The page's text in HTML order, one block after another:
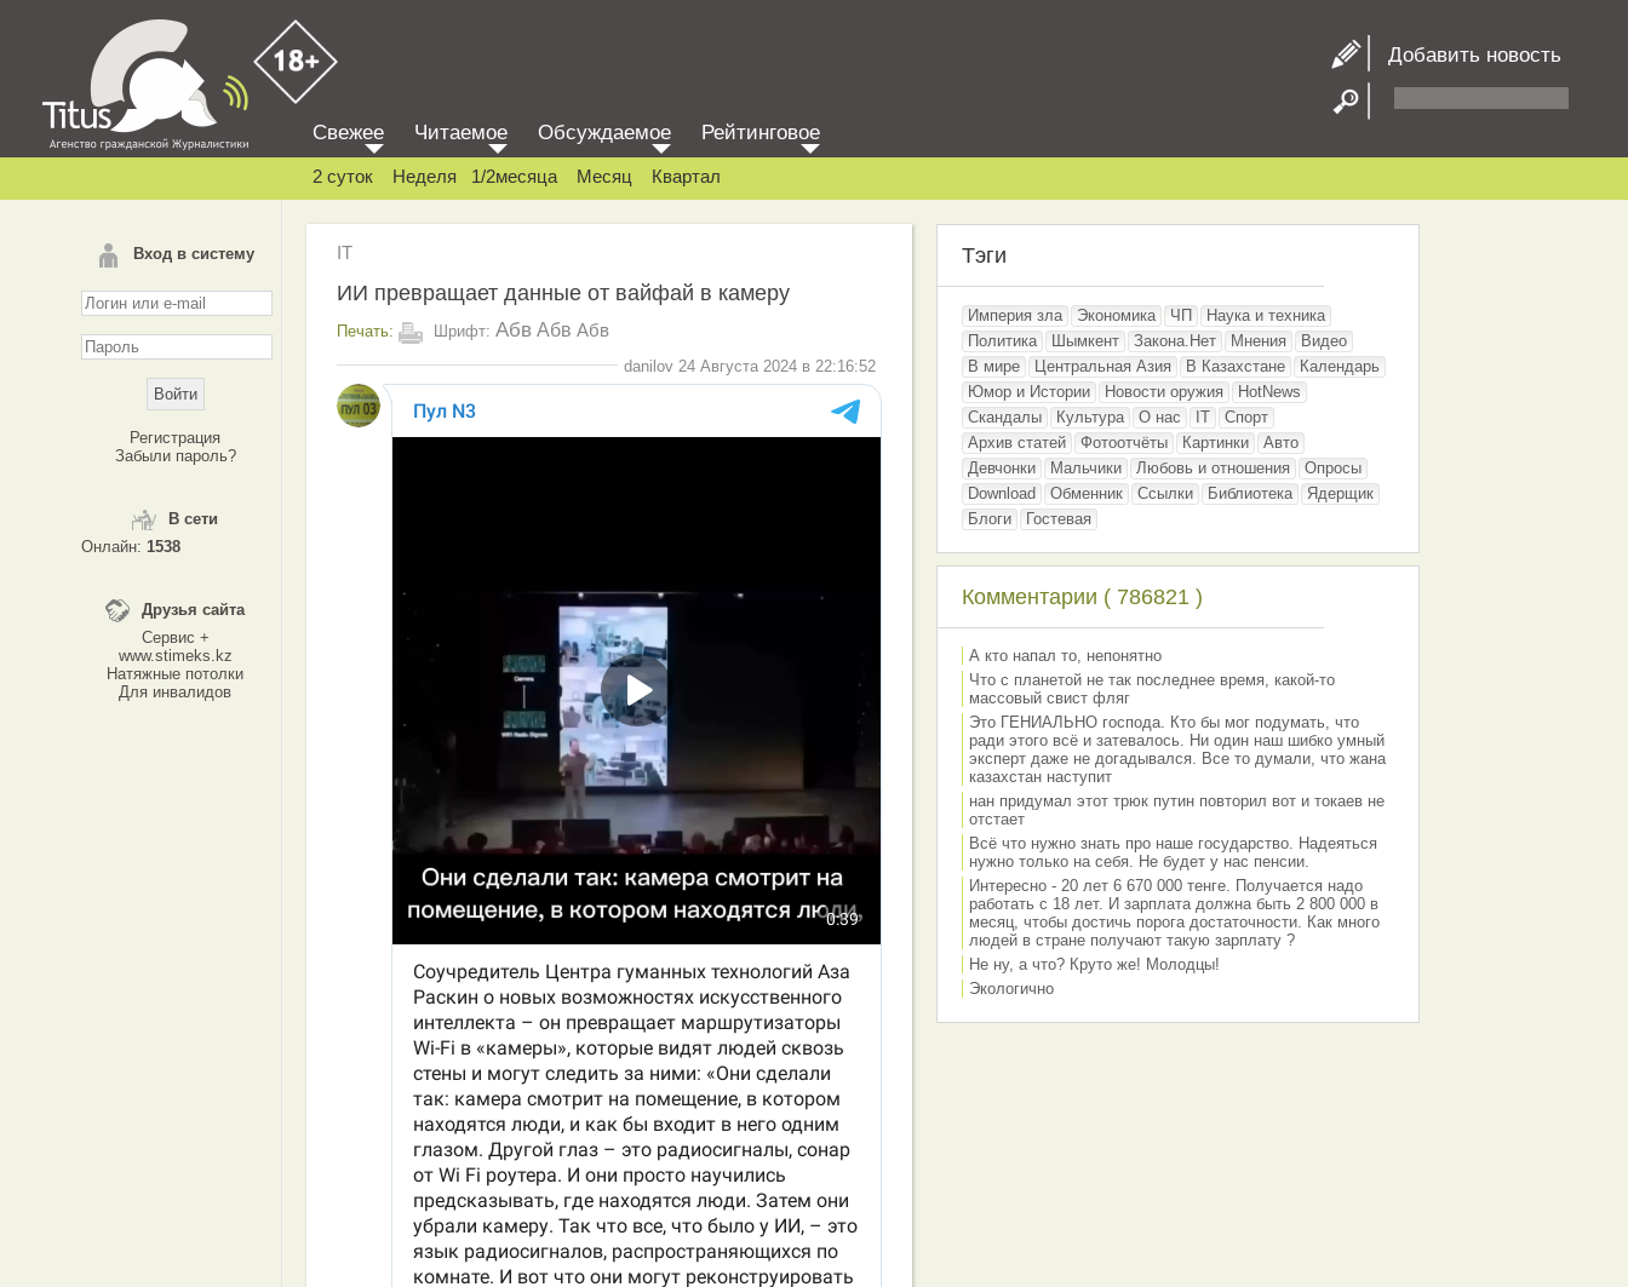
Добавить новость
Вход в систему
Регистрация
Забыли пароль?
В сети
Онлайн: 1538
Друзья сайта
Сервис +
www.stimeks.kz
Натяжные потолки
Для инвалидов
Свежее Читаемое Обсуждаемое Рейтинговое
2 суток Неделя 1/2месяца Месяц Квартал
IT
ИИ превращает данные от вайфай в камеру
Печать: Шрифт: Абв Абв Абв
danilov 24 Августа 2024 в 22:16:52
Тэги
Империя зла Экономика ЧП
Наука и техника
Политика
Шымкент Закона.Нет Мнения
Видео
В мире
Центральная Азия В Казахстане
Календарь
Юмор и Истории
Новости оружия
HotNews
Скандалы
Культура О нас IT
Спорт
Архив статей
Фотоотчёты Картинки
Авто
Девчонки
Мальчики Любовь и отношения
Опросы
Download
Обменник Ссылки Библиотека
Ядерщик
Блоги
Гостевая
Комментарии ( 786821 )
А кто напал то, непонятно
Что с планетой не так последнее время, какой-то
массовый свист фляг
Это ГЕНИАЛЬНО господа. Кто бы мог подумать, что
ради этого всё и затевалось. Ни один наш шибко умный
эксперт даже не догадывался. Все то думали, что жана
казахстан наступит
нан придумал этот трюк путин повторил вот и токаев не
отстает
Всё что нужно знать про наше государство. Надеяться
нужно только на себя. Не будет у нас пенсии.
Интересно - 20 лет 6 670 000 тенге. Получается надо
работать с 18 лет. И зарплата должна быть 2 800 000 в
месяц, чтобы достичь порога достаточности. Как много
людей в стране получают такую зарплату ?
Не ну, а что? Круто же! Молодцы!
Экологично